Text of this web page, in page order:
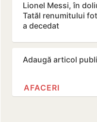
Lionel Messi, în
Tatăl renumitului
a decedat
Adaugă articol
AFACERI